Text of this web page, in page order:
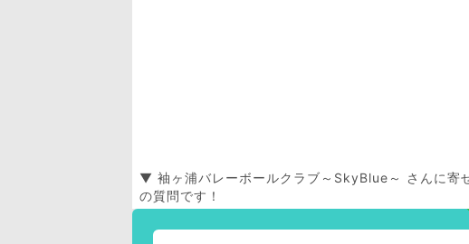
▼ 袖ヶ浦バレーボールクラブ～SkyBlue～ さんに寄
の質問です！